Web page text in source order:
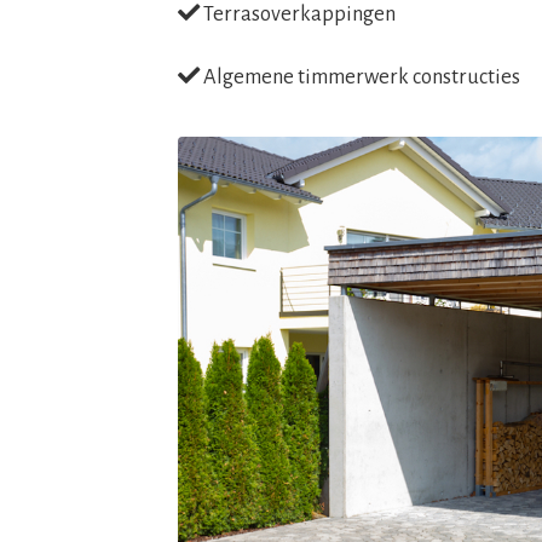
Terrasoverkappingen
Algemene timmerwerk constructies